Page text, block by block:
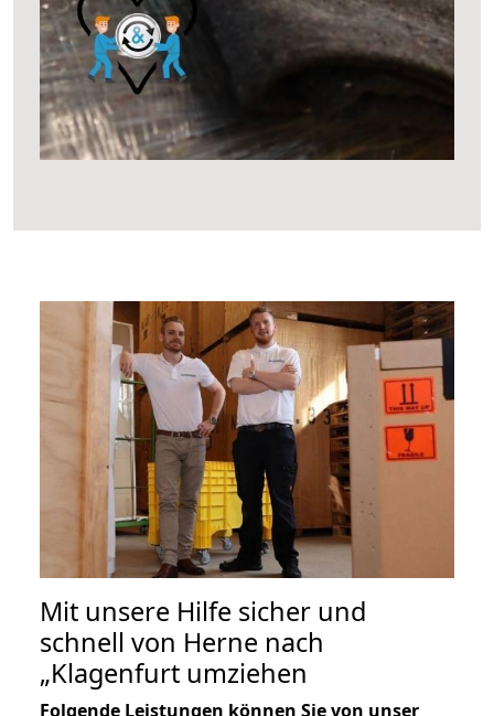
Mit unsere Hilfe sicher und
schnell von Herne nach
„Klagenfurt umziehen
Folgende Leistungen können Sie von unser